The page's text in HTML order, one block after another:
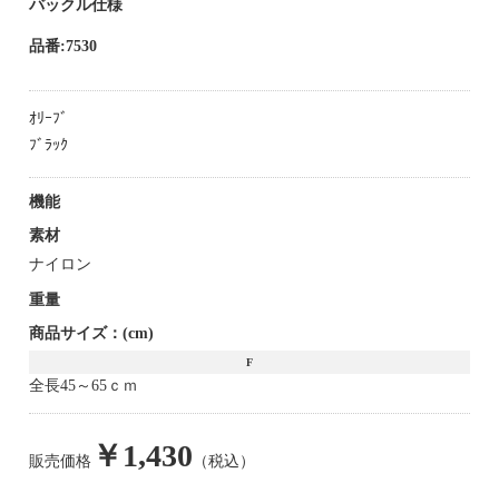
バックル仕様
品番:7530
ｵﾘｰﾌﾞ
ﾌﾞﾗｯｸ
機能
素材
ナイロン
重量
商品サイズ：(cm)
F
全長45～65ｃｍ
販売価格 ￥1,430 （税込）